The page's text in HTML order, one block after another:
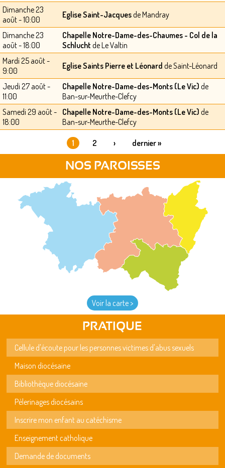
Dimanche 23
août - 10:00
Eglise Saint-Jacquesde Mandray
Dimanche 23
août - 18:00
Chapelle Notre-Dame-des-Chaumes - Col de la
Schlucht de Le Valtin
Mardi 25 août -
9:00
Eglise Saints Pierre et Léonard de Saint-Léonard
Jeudi 27 août -
11:00
Chapelle Notre-Dame-des-Monts (Le Vic) de
Ban-sur-Meurthe-Clefcy
Samedi 29 août -
18:00
Chapelle Notre-Dame-des-Monts (Le Vic) de
Ban-sur-Meurthe-Clefcy
1 2 › dernier »
NOS PAROISSES
Voir la carte >
PRATIQUE
Cellule d'écoute pour les personnes victimes d'abus sexuels
Maison diocésaine
Bibliothèque diocésaine
Pèlerinages diocésains
Inscrire mon enfant au catéchisme
Enseignement catholique
Demande de documents